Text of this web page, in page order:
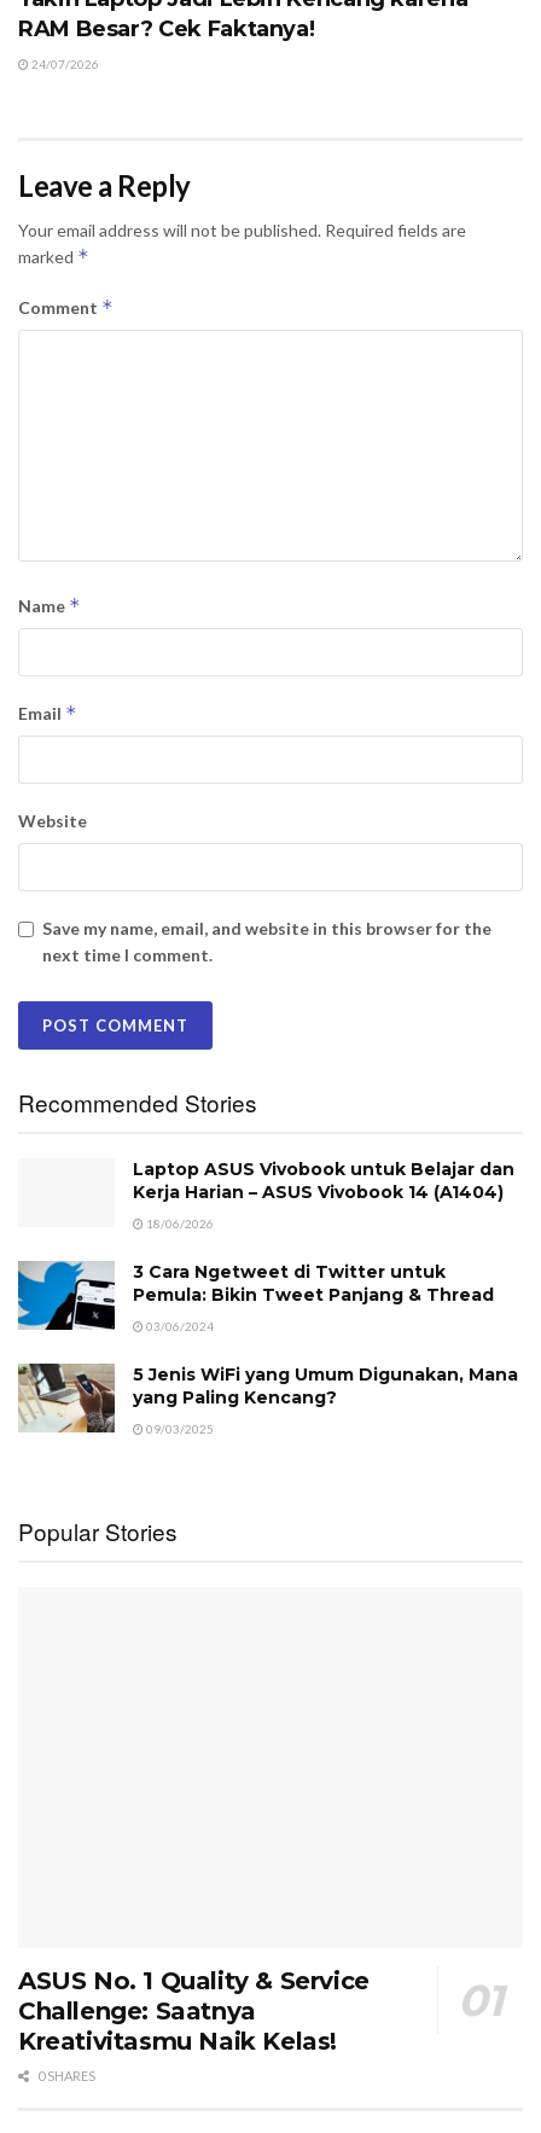
RAM Besar? Cek Faktanya!
24/07/2026
Leave a Reply
Your email address will not be published. Required fields are
marked *
Comment *
Name *
Email *
Website
Save my name, email, and website in this browser for the
next time I comment.
Recommended Stories
Laptop ASUS Vivobook untuk Belajar dan
Kerja Harian – ASUS Vivobook 14 (A1404)
18/06/2026
3 Cara Ngetweet di Twitter untuk
Pemula: Bikin Tweet Panjang & Thread
03/06/2024
5 Jenis WiFi yang Umum Digunakan, Mana
yang Paling Kencang?
09/03/2025
Popular Stories
ASUS No. 1 Quality & Service
Challenge: Saatnya
Kreativitasmu Naik Kelas!
0 SHARES